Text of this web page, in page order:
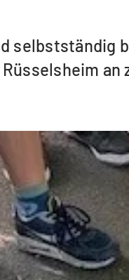
selbstständig